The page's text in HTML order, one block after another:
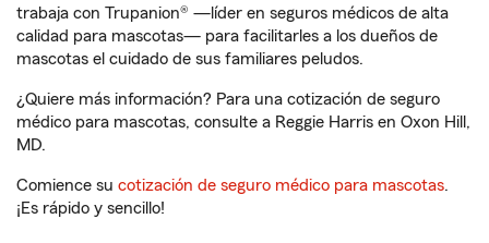
trabaja con Trupanion® —líder en seguros médicos de alta
calidad para mascotas— para facilitarles a los dueños de
mascotas el cuidado de sus familiares peludos.
¿Quiere más información? Para una cotización de seguro
médico para mascotas, consulte a Reggie Harris en Oxon Hill,
MD.
Comience su cotización de seguro médico para mascotas.
¡Es rápido y sencillo!